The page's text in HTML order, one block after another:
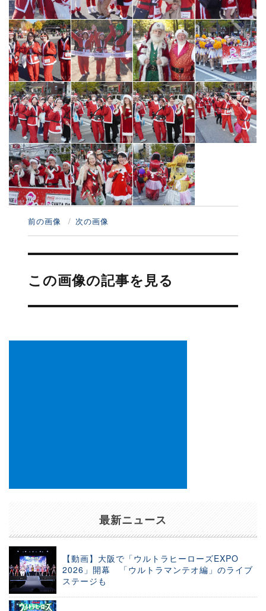
前の画像 次の画像
投
ナ
ビ
ー
この画像の記事を見る
最新ニュース
【動画】大阪で「ウルトラヒーローズEXPO
2026」開幕 「ウルトラマンテオ編」のライブ
ステージも